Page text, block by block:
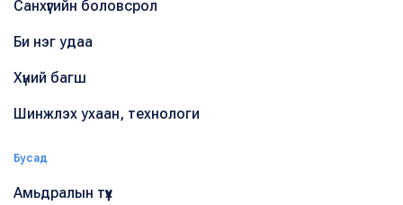
Санхүүгийн боловсрол
Би нэг удаа
Хүний багш
Шинжлэх ухаан, технологи
Бусад
Амьдралын түүх